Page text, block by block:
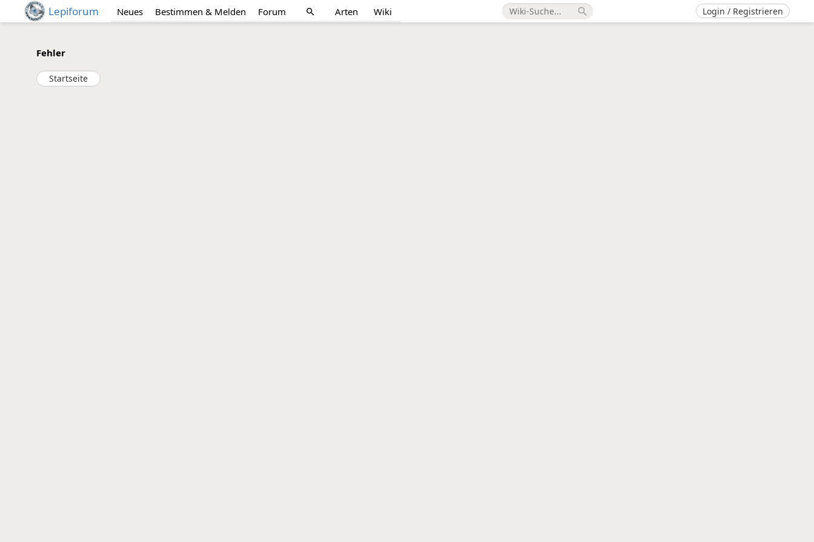
Lepiforum Neues Bestimmen & Melden Forum search Arten Wiki search Login / Registrieren
Fehler
Startseite